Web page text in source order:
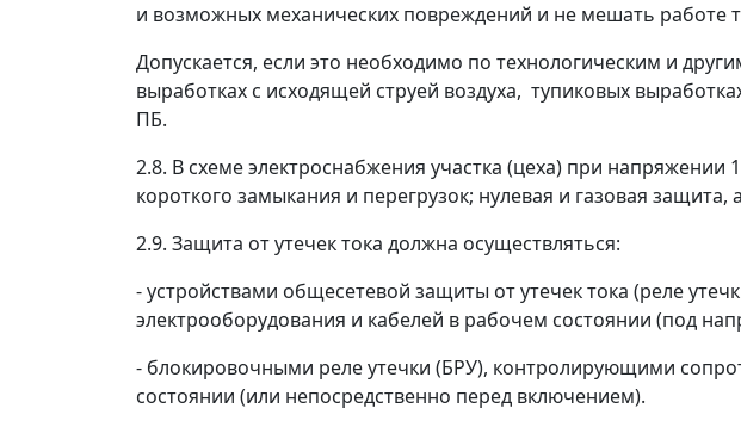
и возможных механических повреждений и не мешать работе
Допускается, если это необходимо по технологическим и
выработках с исходящей струей воздуха, тупиковых
ПБ.
2.8. В схеме электроснабжения участка (цеха) при
короткого замыкания и перегрузок; нулевая и газовая
2.9. Защита от утечек тока должна осуществляться:
- устройствами общесетевой защиты от утечек тока (реле
электрооборудования и кабелей в рабочем состоянии (под
- блокировочными реле утечки (БРУ), контролирующими
состоянии (или непосредственно перед включением).